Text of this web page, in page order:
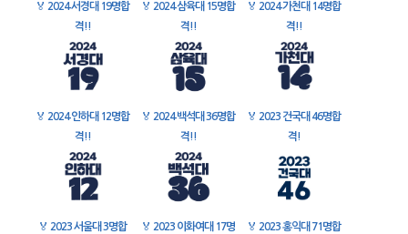
🏅 2024 서경대 19명합
격!!
🏅 2024 삼육대 15명합
격!!
🏅 2024 가천대 14명합
격!!
🏅 2024 인하대 12명합
격!!
🏅 2024 백석대 36명합
격!!
🏅 2023 건국대 46명합
격!
🏅 2023 서울대 3명합
🏅 2023 이화여대 17명
🏅 2023 홍익대 71명합